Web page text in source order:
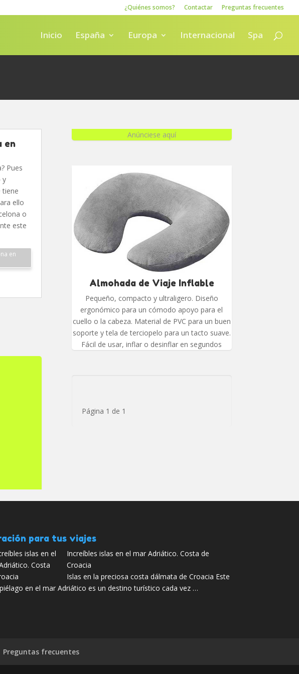
¿Quiénes somos? Contactar Preguntas frecuentes
Inicio España Europa Internacional Spa
en
Pues
y
tiene
ello
o
este
en
Anúnciese aquí
Almohada de Viaje Inflable
Pequeño, compacto y ultraligero. Diseño
ergonómico para un cómodo apoyo para el
cuello o la cabeza. Material de PVC para un buen
soporte y tela de terciopelo para un tacto suave.
Fácil de usar, inflar o desinflar en segundos
Página 1 de 1
para tus viajes
Increíbles islas en el mar Adriático. Costa de
Croacia
Islas en la preciosa costa dálmata de Croacia Este
en el mar Adriático es un destino turístico cada vez …
Preguntas frecuentes